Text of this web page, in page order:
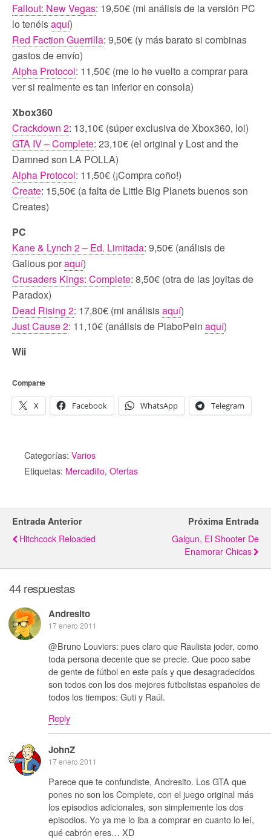
Fallout: New Vegas: 19,50€ (mi análisis de la versión PC
lo tenéisaquí)
Red Faction Guerrilla: 9,50€ (y más barato si combinas
gastos de envío)
Alpha Protocol: 11,50€ (me lo he vuelto a comprar para
ver si realmente es tan inferior en consola)
Xbox360
Crackdown 2: 13,10€ (súper exclusiva de Xbox360, lol)
GTA IV – Complete: 23,10€ (el original y Lost and the
Damned son LA POLLA)
Alpha Protocol: 11,50€ (¡Compra coño!)
Create: 15,50€ (a falta de Little Big Planets buenos son
Creates)
PC
Kane & Lynch 2 – Ed. Limitada: 9,50€ (análisis de
Galious poraquí)
Crusaders Kings: Complete: 8,50€ (otra de las joyitas de
Paradox)
Dead Rising 2: 17,80€ (mi análisisaquí)
Just Cause 2: 11,10€ (análisis de PlaboPein aquí)
Wii
Comparte
X Facebook WhatsApp Telegram
Categorías: Varios
Etiquetas: Mercadillo, Ofertas
Entrada Anterior
Hitchcock Reloaded
Próxima Entrada
Galgun, El Shooter De
Enamorar Chicas
44 respuestas
Andresito
17 enero 2011
@Bruno Louviers: pues claro que Raulista joder, como
toda persona decente que se precie. Que poco sabe
de gente de fútbol en este país y que desagradecidos
son todos con los dos mejores futbolistas españoles de
todos los tiempos: Guti y Raúl.
Reply
JohnZ
17 enero 2011
Parece que te confundiste, Andresito. Los GTA que
pones no son los Complete, con el juego original más
los episodios adicionales, son simplemente los dos
episodios. Yo ya me lo iba a comprar en cuanto lo leí,
qué cabrón eres… XD